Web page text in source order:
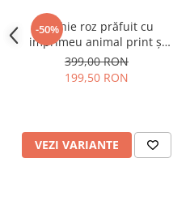
-50%
Rochie roz prăfuit cu
imprimeu animal print și
curea
399,00 RON
199,50 RON
VEZI VARIANTE